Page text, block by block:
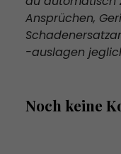
Ansprüchen,
-auslagen
Noch keine